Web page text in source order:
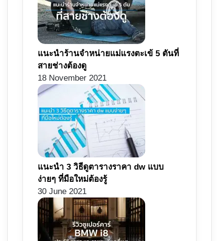
แนะนำร้านจำหน่ายแม่แรงตะเข้ 5 ตันที่
สายช่างต้องดู
18 November 2021
แนะนำ 3 วิธีดูตารางราคา dw แบบ
ง่ายๆ ที่มือใหม่ต้องรู้
30 June 2021